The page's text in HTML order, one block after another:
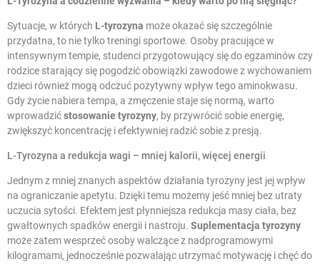
Sytuacje, w których L-tyrozyna może okazać się szczególnie
przydatna, to nie tylko treningi sportowe. Osoby pracujące w
intensywnym tempie, studenci przygotowujący się do egzaminów czy
rodzice starający się pogodzić obowiązki zawodowe z wychowaniem
dzieci również mogą odczuć pozytywny wpływ tego aminokwasu.
Gdy życie nabiera tempa, a zmęczenie staje się normą, warto
wprowadzićstosowanie tyrozyny, by przywrócić sobie energię,
zwiększyć koncentrację i efektywniej radzić sobie z presją.
L-Tyrozyna a redukcja wagi – mniej kalorii, więcej energii
Jednym z mniej znanych aspektów działania tyrozyny jest jej wpływ
na ograniczanie apetytu. Dzięki temu możemy jeść mniej bez utraty
uczucia sytości. Efektem jest płynniejsza redukcja masy ciała, bez
gwałtownych spadków energii i nastroju. Suplementacja tyrozyny
może zatem wesprzeć osoby walczące z nadprogramowymi
kilogramami, jednocześnie pozwalając utrzymać motywację i chęć do